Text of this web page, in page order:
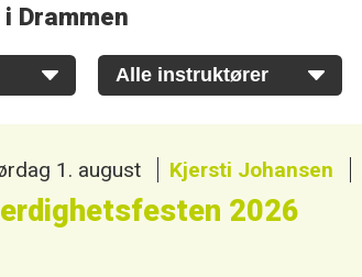
Drammen
1. august Kjersti Johansen
2026